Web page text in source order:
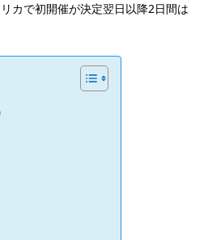
カで初開催が決定翌日以降2日間は